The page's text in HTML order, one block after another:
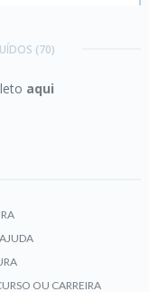
(70)
aqui
OU CARREIRA